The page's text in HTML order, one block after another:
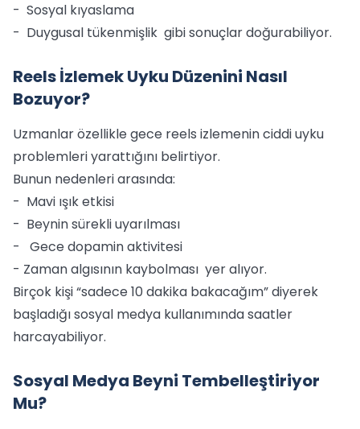
- Sosyal kıyaslama
- Duygusal tükenmişlik gibi sonuçlar doğurabiliyor.
Reels İzlemek Uyku Düzenini Nasıl
Bozuyor?
Uzmanlar özellikle gece reels izlemenin ciddi uyku
problemleri yarattığını belirtiyor.
Bunun nedenleri arasında:
- Mavi ışık etkisi
- Beynin sürekli uyarılması
- Gece dopamin aktivitesi
- Zaman algısının kaybolması yer alıyor.
Birçok kişi “sadece 10 dakika bakacağım” diyerek
başladığı sosyal medya kullanımında saatler
harcayabiliyor.
Sosyal Medya Beyni Tembelleştiriyor
Mu?